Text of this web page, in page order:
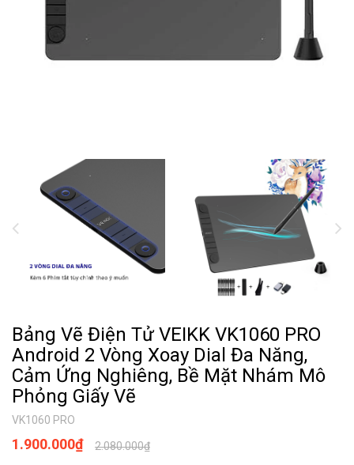
Bảng Vẽ Điện Tử VEIKK VK1060 PRO
Android 2 Vòng Xoay Dial Đa Năng,
Cảm Ứng Nghiêng, Bề Mặt Nhám Mô
Phỏng Giấy Vẽ
VK1060 PRO
2.080.000₫
1.900.000₫